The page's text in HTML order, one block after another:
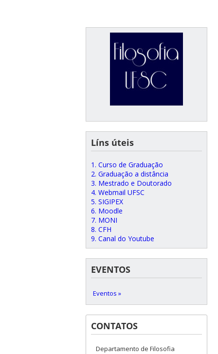
Líns úteis
1. Curso de Graduação
2. Graduação a distância
3. Mestrado e Doutorado
4. Webmail UFSC
5. SIGIPEX
6. Moodle
7. MONI
8. CFH
9. Canal do Youtube
EVENTOS
Eventos »
CONTATOS
Departamento de Filosofia